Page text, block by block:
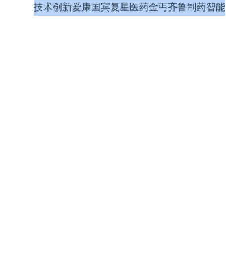
技术创新爱康国宾复星医药金丐齐鲁制药智能